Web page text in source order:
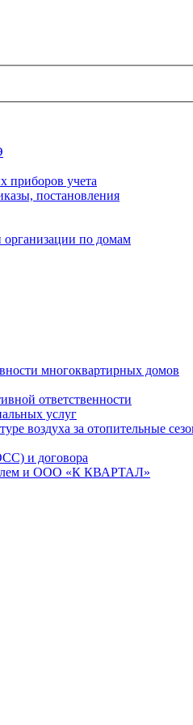
приборов учета
постановления
организации по домам
многоквартирных домов
ответственности
услуг
воздуха за отопительные
и договора
и ООО «К КВАРТАЛ»